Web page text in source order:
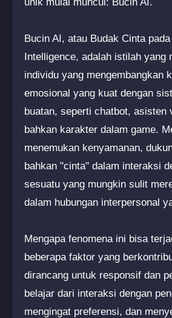
Bucin AI, atau Budak Cinta
Intelligence, adalah istilah yang
individu yang mengembangkan
emosional yang kuat dengan
buatan, seperti chatbot, asisten
bahkan karakter dalam game.
menemukan kenyamanan,
bahkan "cinta" dalam interaksi
sesuatu yang mungkin sulit
dalam hubungan interpersonal
Mengapa fenomena ini bisa
beberapa faktor yang
dirancang untuk responsif dan
belajar dari interaksi dengan
mengingat preferensi, dan